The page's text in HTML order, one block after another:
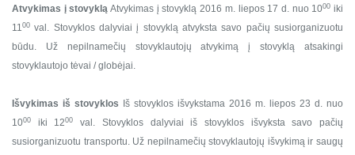
Atvykimas į stovyklą Atvykimas į stovyklą 2016 m. liepos 17 d. nuo 1000 iki
1100 val. Stovyklos dalyviai į stovyklą atvyksta savo pačių susiorganizuotu
būdu. Už nepilnamečių stovyklautojų atvykimą į stovyklą atsakingi
stovyklautojo tėvai / globėjai.
Išvykimas iš stovyklos Iš stovyklos išvykstama 2016 m. liepos 23 d. nuo
1000 iki 1200 val. Stovyklos dalyviai iš stovyklos išvyksta savo pačių
susiorganizuotu transportu. Už nepilnamečių stovyklautojų išvykimą ir saugų